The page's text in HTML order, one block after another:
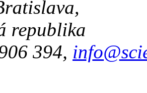
republika
394,